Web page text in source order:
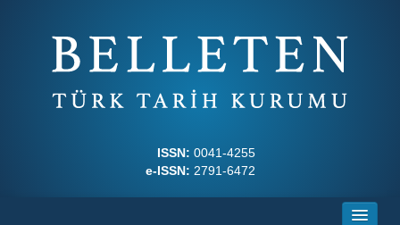
ISSN: 0041-4255
e-ISSN: 2791-6472